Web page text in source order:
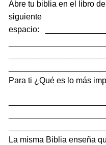
Abre tu biblia en el libro
siguiente
espacio:
Para ti ¿Qué es lo más
La misma Biblia enseña